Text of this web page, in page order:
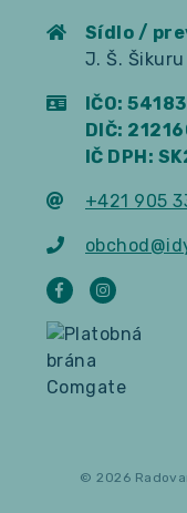
Sídlo /
J. Š.
IČO:
DIČ:
IČ DPH:
+421 905
© 2026